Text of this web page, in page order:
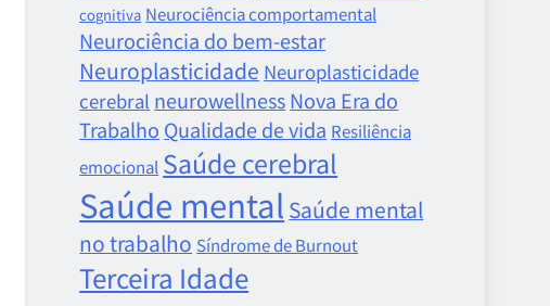
cognitiva Neurociência comportamental
Neurociência do bem-estar
Neuroplasticidade Neuroplasticidade
cerebral neurowellnessNova Era do
Trabalho Qualidade de vida Resiliência
emocional Saúde cerebral
Saúde mental Saúde mental
no trabalho Síndrome de Burnout
Terceira Idade